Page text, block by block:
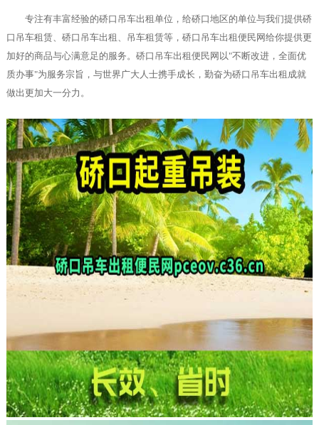
专注有丰富经验的硚口吊车出租单位，给硚口地区的单位与我们提供硚
口吊车租赁、硚口吊车出租、吊车租赁等，硚口吊车出租便民网给你提供更
加好的商品与心满意足的服务。硚口吊车出租便民网以"不断改进，全面优
质办事"为服务宗旨，与世界广大人士携手成长，勤奋为硚口吊车出租成就
做出更加大一分力。